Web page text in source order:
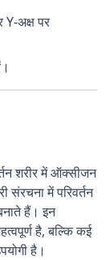
अक्ष पर
शरीर में ऑक्सीजन
संरचना में परिवर्तन
हैं। इन
है, बल्कि कई
है।